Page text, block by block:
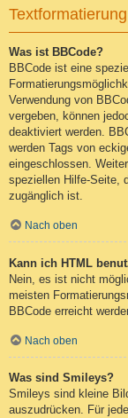
Was ist BBCode?
BBCode ist eine
Verwendung von
vergeben, können
deaktiviert werden.
werden Tags von
eingeschlossen.
speziellen Hilfe-Seite,
zugänglich ist.
Nach oben
Kann ich HTML
Nein, es ist nicht
meisten
BBCode erreicht
Nach oben
Was sind Smileys?
Smileys sind kleine
auszudrücken. Für